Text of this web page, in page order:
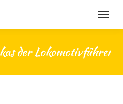
der Lokomotivführer